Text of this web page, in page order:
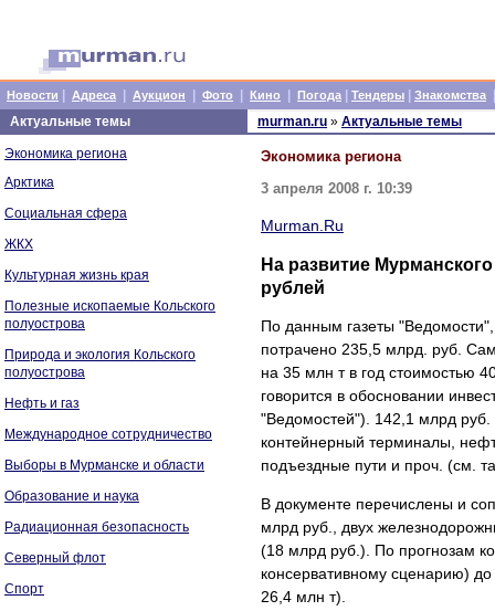
Новости Адреса Аукцион Фото Кино Погода Тендеры Знакомства
Актуальные темы
Экономика региона
Арктика
Социальная сфера
ЖКХ
Культурная жизнь края
Полезные ископаемые Кольского
полуострова
Природа и экология Кольского
полуострова
Нефть и газ
Международное сотрудничество
Выборы в Мурманске и области
Образование и наука
Радиационная безопасность
Северный флот
Спорт
murman.ru » Актуальные темы
Экономика региона
3 апреля 2008 г. 10:39
Murman.Ru
На развитие
рублей
По данным газеты
потрачено 235,5 млрд. руб.
на 35 млн т в год стоимостью
говорится в обосновании
"Ведомостей"). 142,1 млрд руб.
контейнерный терминалы,
подъездные пути и проч. (см.
В документе перечислены и
млрд руб., двух
(18 млрд руб.). По прогнозам
консервативному сценарию)
26,4 млн т).